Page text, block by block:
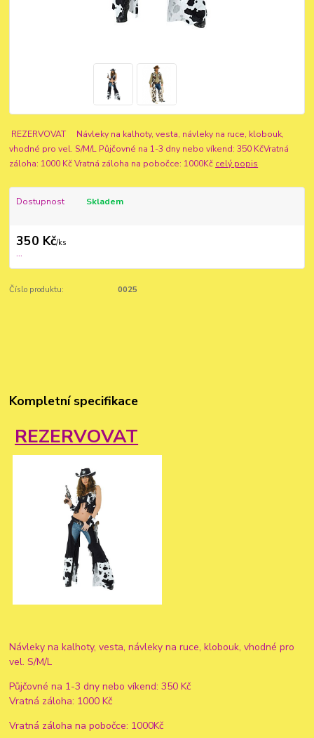
REZERVOVAT Návleky na kalhoty, vesta, návleky na ruce, klobouk,
vhodné pro vel. S/M/L Půjčovné na 1-3 dny nebo víkend: 350 KčVratná
záloha: 1000 Kč Vratná záloha na pobočce: 1000Kč celý popis
Dostupnost Skladem
350 Kč/ks
...
Číslo produktu: 0025
Kompletní specifikace
REZERVOVAT
Návleky na kalhoty, vesta, návleky na ruce, klobouk, vhodné pro
vel. S/M/L
Půjčovné na 1-3 dny nebo víkend: 350 Kč
Vratná záloha: 1000 Kč
Vratná záloha na pobočce: 1000Kč